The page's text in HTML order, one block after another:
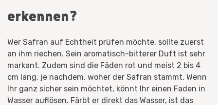
erkennen?
Wer Safran auf Echtheit prüfen möchte, sollte zuerst
an ihm riechen. Sein aromatisch-bitterer Duft ist sehr
markant. Zudem sind die Fäden rot und meist 2 bis 4
cm lang, je nachdem, woher der Safran stammt. Wenn
Ihr ganz sicher sein möchtet, könnt Ihr einen Faden in
Wasser auflösen. Färbt er direkt das Wasser, ist das